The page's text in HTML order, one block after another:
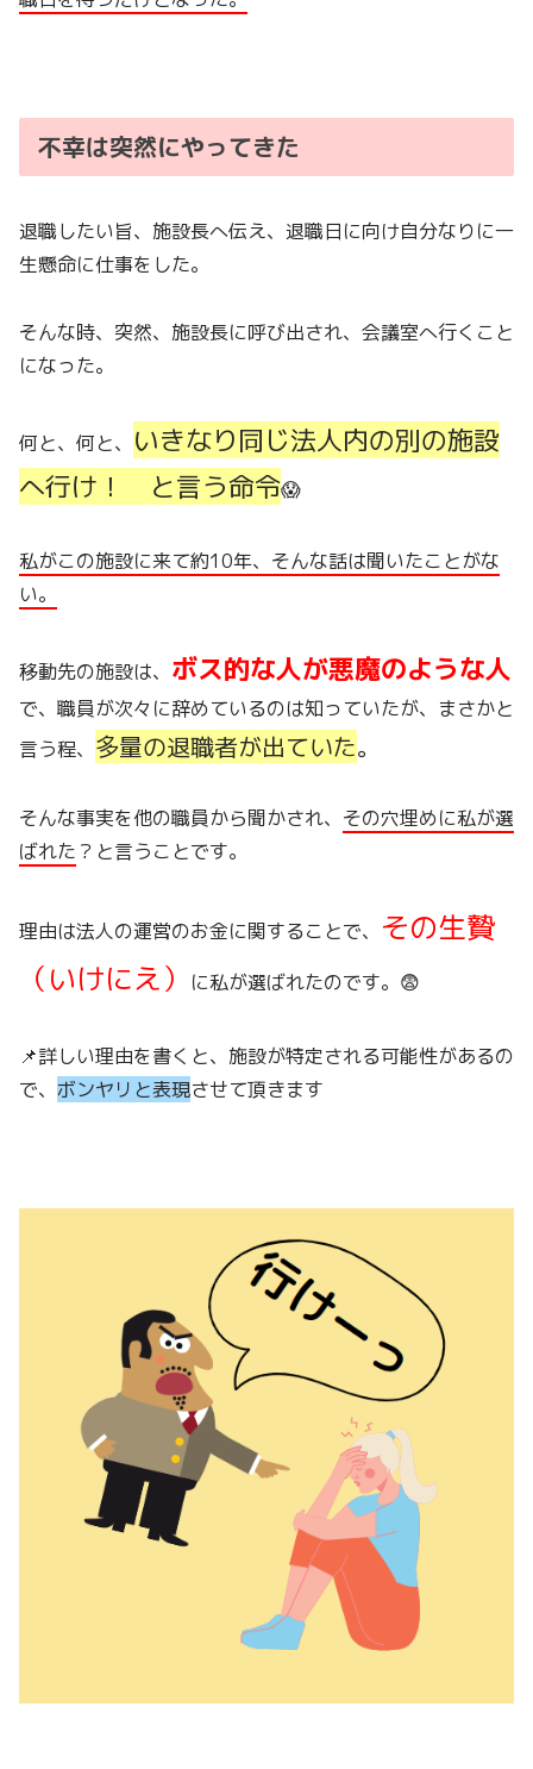
不幸は突然にやってきた
退職したい旨、施設長へ伝え、退職日に向け自分なりに一
生懸命に仕事をした。
そんな時、突然、施設長に呼び出され、会議室へ行くこと
になった。
何と、何と、 いきなり同じ法人内の別の施設
へ行け！ と言う命令😱
私がこの施設に来て約10年、そんな話は聞いたことがな
い。
移動先の施設は、 ボス的な人が悪魔のような人
で、職員が次々に辞めているのは知っていたが、まさかと
言う程、 多量の退職者が出ていた。
そんな事実を他の職員から聞かされ、 その穴埋めに私が選
ばれた ？と言うことです。
理由は法人の運営のお金に関することで、 その生贄
（いけにえ）
に私が選ばれたのです。😨
📌詳しい理由を書くと、施設が特定される可能性があるの
で、 ボンヤリと表現させて頂きます